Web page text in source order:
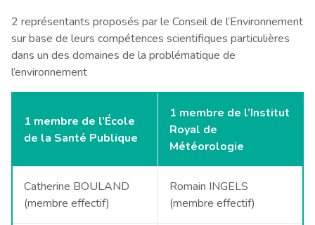
2 représentants proposés par le Conseil de l’Environnement
sur base de leurs compétences scientifiques particulières
dans un des domaines de la problématique de
l’environnement
1 membre de l’École
de la Santé Publique
1 membre de l’Institut
Royal de
Météorologie
Catherine BOULAND
(membre effectif)
Romain INGELS
(membre effectif)